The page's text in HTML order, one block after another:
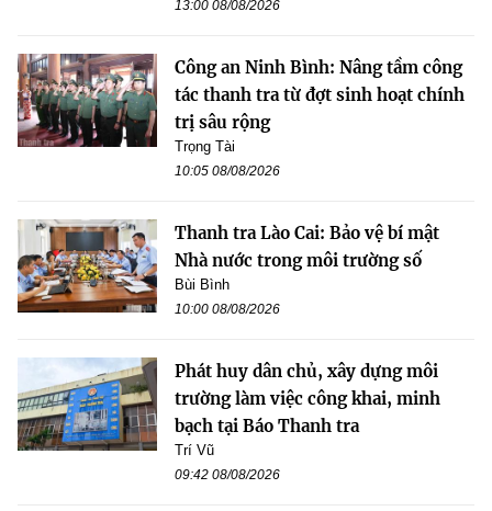
13:00 08/08/2026
Công an Ninh Bình: Nâng tầm công
tác thanh tra từ đợt sinh hoạt chính
trị sâu rộng
Trọng Tài
10:05 08/08/2026
Thanh tra Lào Cai: Bảo vệ bí mật
Nhà nước trong môi trường số
Bùi Bình
10:00 08/08/2026
Phát huy dân chủ, xây dựng môi
trường làm việc công khai, minh
bạch tại Báo Thanh tra
Trí Vũ
09:42 08/08/2026